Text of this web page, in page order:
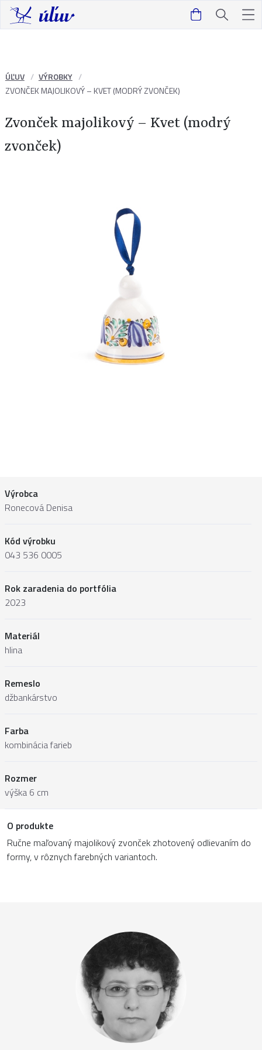
ÚĽUV
VÝROBKY
ZVONČEK MAJOLIKOVÝ – KVET (MODRÝ ZVONČEK)
Zvonček majolikový – Kvet (modrý
zvonček)
Výrobca
Ronecová Denisa
Kód výrobku
043 536 0005
Rok zaradenia do portfólia
2023
Materiál
hlina
Remeslo
džbankárstvo
Farba
kombinácia farieb
Rozmer
výška 6 cm
O produkte
Ručne maľovaný majolikový zvonček zhotovený odlievaním do
formy, v rôznych farebných variantoch.